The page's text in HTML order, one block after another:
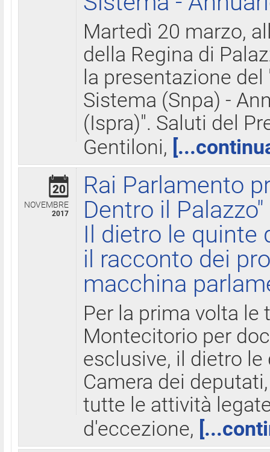
Martedì 20 marzo,
della Regina di
la presentazione
Sistema (Snpa) -
(Ispra)". Saluti del
Gentiloni,
20
NOVEMBRE
2017
Rai Parlamento
Dentro il Palazzo"
Il dietro le quinte
il racconto dei
macchina
Per la prima volta le
Montecitorio per
esclusive, il dietro
Camera dei
tutte le attività
d'eccezione,